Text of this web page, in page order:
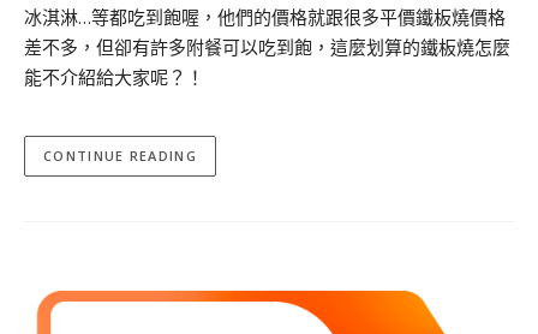
冰淇淋…等都吃到飽喔，他們的價格就跟很多平價鐵板燒價格
差不多，但卻有許多附餐可以吃到飽，這麼划算的鐵板燒怎麼
能不介紹給大家呢？！
CONTINUE READING